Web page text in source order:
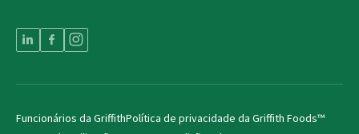
Funcionários da GriffithPolítica de privacidade da Griffith Foods™